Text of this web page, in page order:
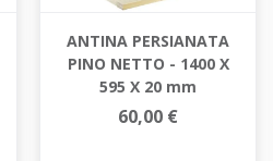
ANTINA PERSIANATA
PINO NETTO - 1400 X
595 X 20 mm
60,00 €